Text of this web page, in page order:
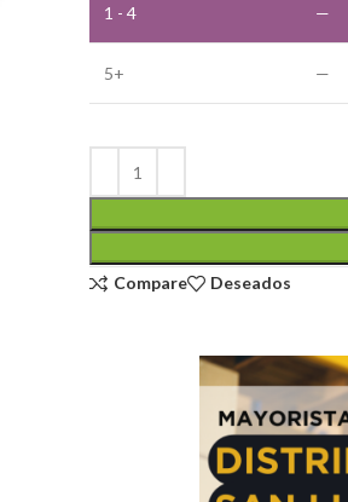
1 - 4 —
5+ —
Compare
Deseados